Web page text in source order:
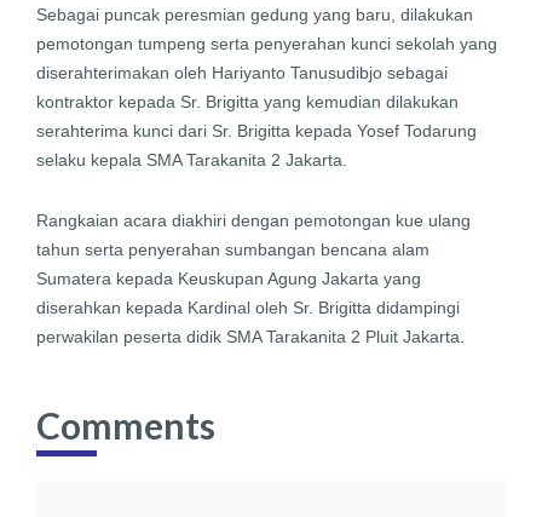
Sebagai puncak peresmian gedung yang baru, dilakukan
pemotongan tumpeng serta penyerahan kunci sekolah yang
diserahterimakan oleh Hariyanto Tanusudibjo sebagai
kontraktor kepada Sr. Brigitta yang kemudian dilakukan
serahterima kunci dari Sr. Brigitta kepada Yosef Todarung
selaku kepala SMA Tarakanita 2 Jakarta.
Rangkaian acara diakhiri dengan pemotongan kue ulang
tahun serta penyerahan sumbangan bencana alam
Sumatera kepada Keuskupan Agung Jakarta yang
diserahkan kepada Kardinal oleh Sr. Brigitta didampingi
perwakilan peserta didik SMA Tarakanita 2 Pluit Jakarta.
Comments